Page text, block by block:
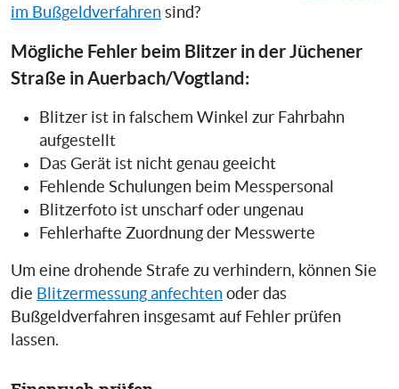
im Bußgeldverfahren sind?
Mögliche Fehler beim Blitzer in der Jüchener
Straße in Auerbach/Vogtland:
Blitzer ist in falschem Winkel zur Fahrbahn
aufgestellt
Das Gerät ist nicht genau geeicht
Fehlende Schulungen beim Messpersonal
Blitzerfoto ist unscharf oder ungenau
Fehlerhafte Zuordnung der Messwerte
Um eine drohende Strafe zu verhindern, können Sie
die Blitzermessung anfechten oder das
Bußgeldverfahren insgesamt auf Fehler prüfen
lassen.